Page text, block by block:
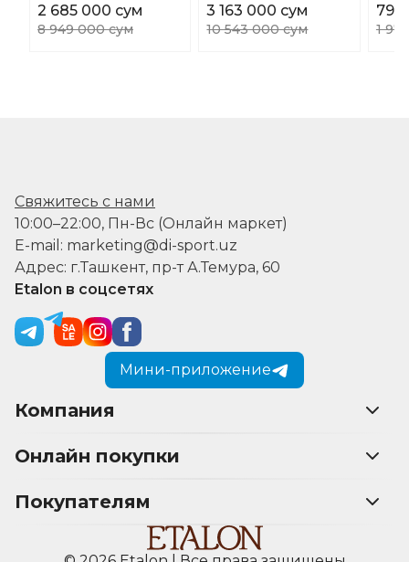
2 685 000 сум
8 949 000 сум
3 163 000 сум
10 543 000 сум
790
1
Свяжитесь с нами
10:00–22:00, Пн-Вс (Онлайн маркет)
E-mail: marketing@di-sport.uz
Адрес: г.Ташкент, пр-т А.Темура, 60
Etalon в соцсетях
Мини-приложение
Компания
Онлайн покупки
Покупателям